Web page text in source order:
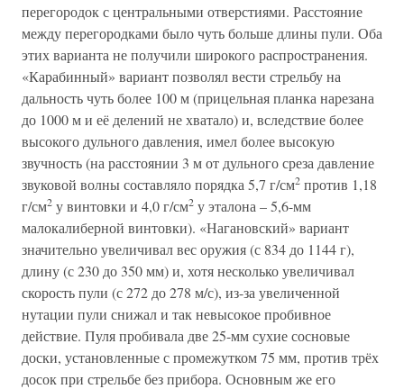
перегородок с центральными отверстиями. Расстояние
между перегородками было чуть больше длины пули. Оба
этих варианта не получили широкого распространения.
«Карабинный» вариант позволял вести стрельбу на
дальность чуть более 100 м (прицельная планка нарезана
до 1000 м и её делений не хватало) и, вследствие более
высокого дульного давления, имел более высокую
звучность (на расстоянии 3 м от дульного среза давление
звуковой волны составляло порядка 5,7 г/см2 против 1,18
г/см2 у винтовки и 4,0 г/см2 у эталона – 5,6-мм
малокалиберной винтовки). «Нагановский» вариант
значительно увеличивал вес оружия (с 834 до 1144 г),
длину (с 230 до 350 мм) и, хотя несколько увеличивал
скорость пули (с 272 до 278 м/с), из-за увеличенной
нутации пули снижал и так невысокое пробивное
действие. Пуля пробивала две 25-мм сухие сосновые
доски, установленные с промежутком 75 мм, против трёх
досок при стрельбе без прибора. Основным же его